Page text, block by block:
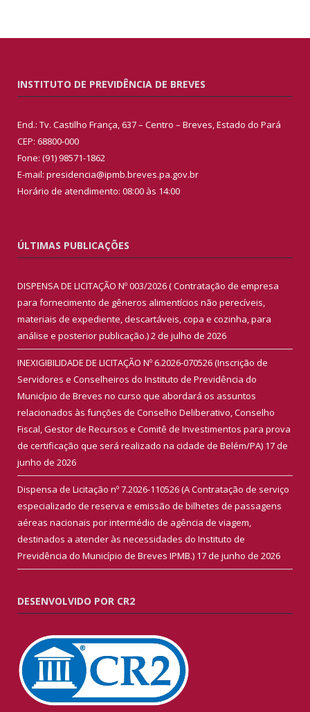
INSTITUTO DE PREVIDÊNCIA DE BREVES
End.: Tv. Castilho França, 637 – Centro – Breves, Estado do Pará
CEP: 68800-000
Fone: (91) 98571-1862
E-mail: presidencia@ipmb.breves.pa.gov.br
Horário de atendimento: 08:00 às 14:00
ÚLTIMAS PUBLICAÇÕES
DISPENSA DE LICITAÇÃO Nº 003/2026 ( Contratação de empresa
para fornecimento de gêneros alimentícios não perecíveis,
materiais de expediente, descartáveis, copa e cozinha, para
análise e posterior publicação.)2 de julho de 2026
INEXIGIBILIDADE DE LICITAÇÃO Nº 6.2026-070526 (Inscrição de
Servidores e Conselheiros do Instituto de Previdência do
Município de Breves no curso que abordará os assuntos
relacionados às funções de Conselho Deliberativo, Conselho
Fiscal, Gestor de Recursos e Comitê de Investimentos para prova
de certificação que será realizado na cidade de Belém/PA) 17 de
junho de 2026
Dispensa de Licitação nº 7.2026-110526 (A Contratação de serviço
especializado de reserva e emissão de bilhetes de passagens
aéreas nacionais por intermédio de agência de viagem,
destinados a atender às necessidades do Instituto de
Previdência do Município de Breves IPMB.) 17 de junho de 2026
DESENVOLVIDO POR CR2